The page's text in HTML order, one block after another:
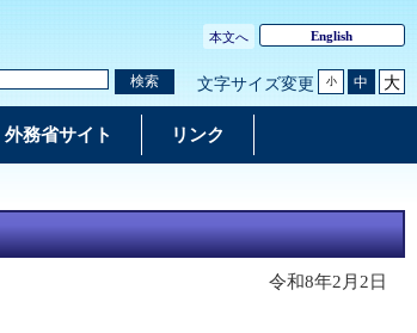
本文へ English
検索 文字サイズ変更 小 中 大
外務省サイト リンク
令和8年2月2日